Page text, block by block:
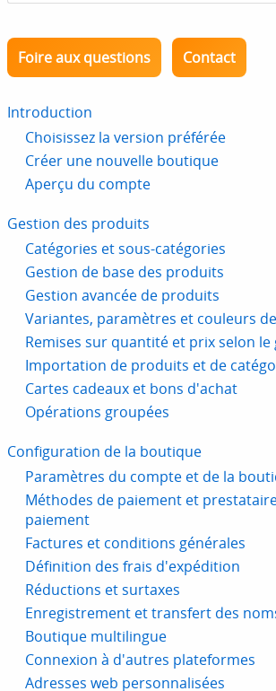
Foire aux questions Contact
Introduction
Choisissez la version préférée
Créer une nouvelle boutique
Aperçu du compte
Gestion des produits
Catégories et sous-catégories
Gestion de base des produits
Gestion avancée de produits
Variantes, paramètres et couleurs
Remises sur quantité et prix selon
Importation de produits et de
Cartes cadeaux et bons d'achat
Opérations groupées
Configuration de la boutique
Paramètres du compte et de la
Méthodes de paiement et
paiement
Factures et conditions générales
Définition des frais d'expédition
Réductions et surtaxes
Enregistrement et transfert des
Boutique multilingue
Connexion à d'autres plateformes
Adresses web personnalisées